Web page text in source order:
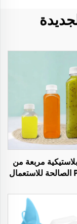
مربعة من
مادة PET الصالحة للاستعمال
12 أونصة و 16 أونصة لتعبئة
المشروبات أو الماء
أو الزبادي